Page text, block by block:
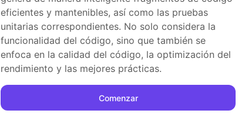
eficientes y mantenibles, así como las pruebas
unitarias correspondientes. No solo considera la
funcionalidad del código, sino que también se
enfoca en la calidad del código, la optimización del
rendimiento y las mejores prácticas.
Comenzar